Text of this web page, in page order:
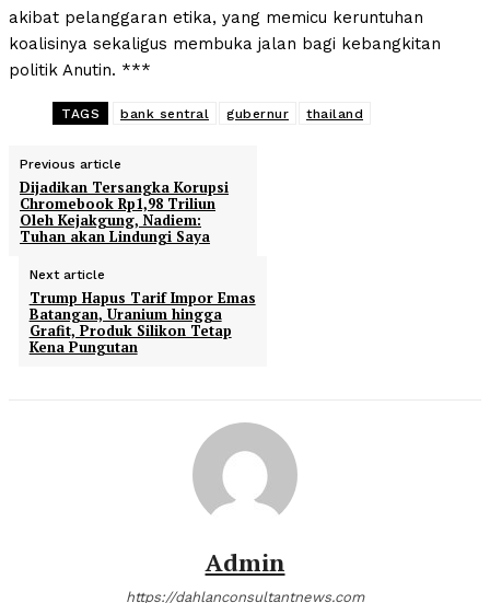
akibat pelanggaran etika, yang memicu keruntuhan
koalisinya sekaligus membuka jalan bagi kebangkitan
politik Anutin. ***
TAGS bank sentral gubernur thailand
Previous article
Dijadikan Tersangka Korupsi
Chromebook Rp1,98 Triliun
Oleh Kejakgung, Nadiem:
Tuhan akan Lindungi Saya
Next article
Trump Hapus Tarif Impor Emas
Batangan, Uranium hingga
Grafit, Produk Silikon Tetap
Kena Pungutan
Admin
https://dahlanconsultantnews.com